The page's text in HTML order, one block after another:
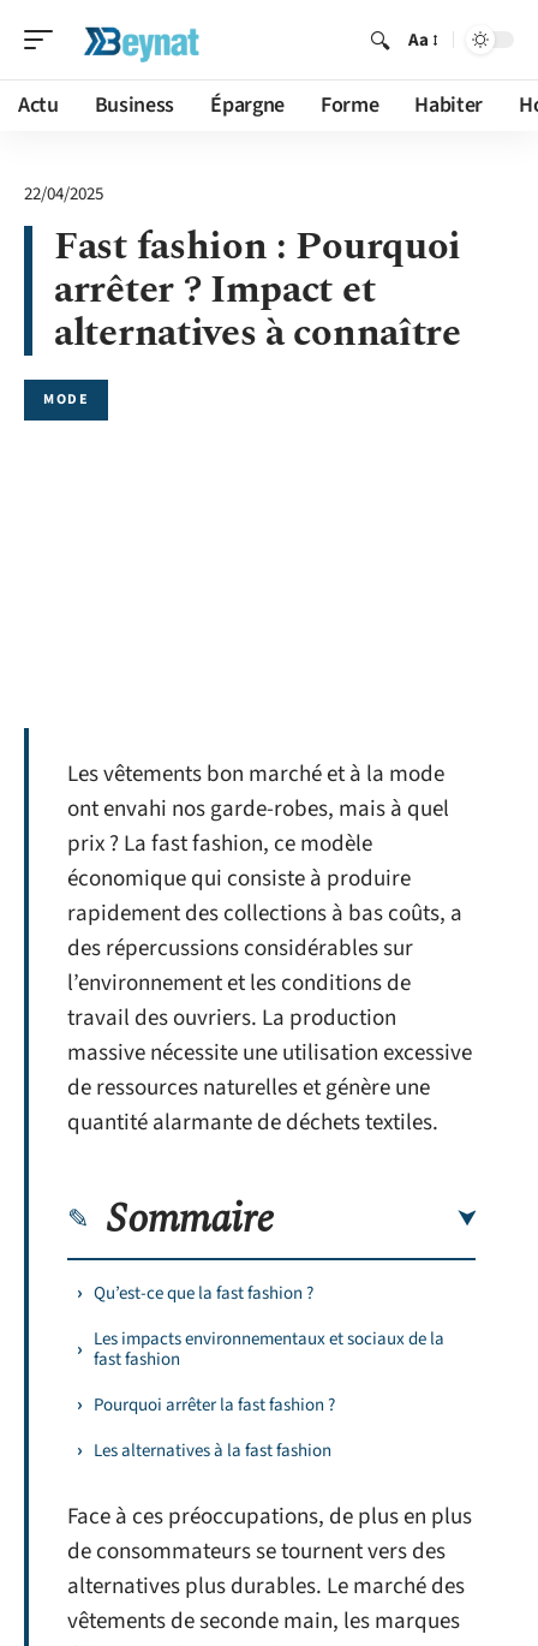
Aa
Actu Business Épargne Forme Habiter
22/04/2025
Fast fashion : Pourquoi
arrêter ? Impact et
alternatives à connaître
MODE
Les vêtements bon marché et à la mode
ont envahi nos garde-robes, mais à quel
prix ? La fast fashion, ce modèle
économique qui consiste à produire
rapidement des collections à bas coûts, a
des répercussions considérables sur
l’environnement et les conditions de
travail des ouvriers. La production
massive nécessite une utilisation excessive
de ressources naturelles et génère une
quantité alarmante de déchets textiles.
Sommaire
Qu’est-ce que la fast fashion ?
Les impacts environnementaux et sociaux de la
fast fashion
Pourquoi arrêter la fast fashion ?
Les alternatives à la fast fashion
Face à ces préoccupations, de plus en plus
de consommateurs se tournent vers des
alternatives plus durables. Le marché des
vêtements de seconde main, les marques